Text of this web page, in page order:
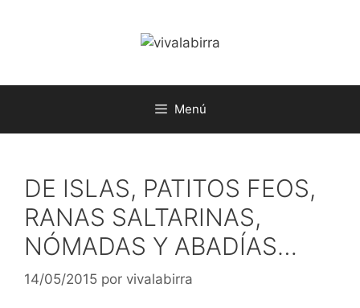
Menú
DE ISLAS, PATITOS FEOS,
RANAS SALTARINAS,
NÓMADAS Y ABADÍAS…
14/05/2015 por vivalabirra